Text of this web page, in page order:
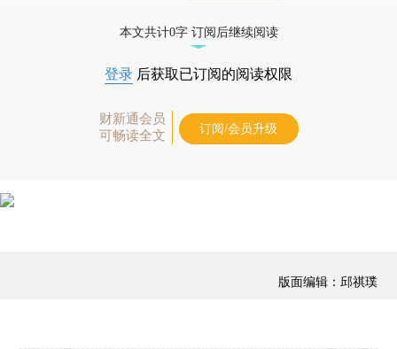
本文共计0字 订阅后继续阅读
登录 后获取已订阅的阅读权限
财新通会员
可畅读全文
订阅/会员升级
版面编辑：邱祺璞